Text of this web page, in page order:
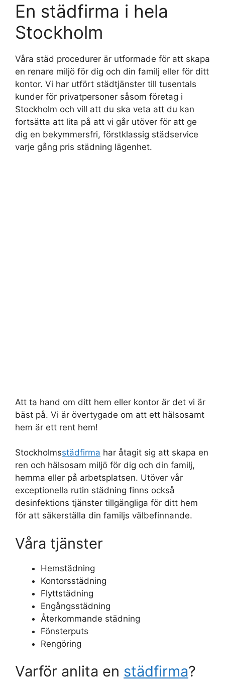
En städfirma i hela
Stockholm
Våra städ procedurer är utformade för att skapa
en renare miljö för dig och din familj eller för ditt
kontor. Vi har utfört städtjänster till tusentals
kunder för privatpersoner såsom företag i
Stockholm och vill att du ska veta att du kan
fortsätta att lita på att vi går utöver för att ge
dig en bekymmersfri, förstklassig städservice
varje gång pris städning lägenhet.
Att ta hand om ditt hem eller kontor är det vi är
bäst på. Vi är övertygade om att ett hälsosamt
hem är ett rent hem!
Stockholmsstädfirma har åtagit sig att skapa en
ren och hälsosam miljö för dig och din familj,
hemma eller på arbetsplatsen. Utöver vår
exceptionella rutin städning finns också
desinfektions tjänster tillgängliga för ditt hem
för att säkerställa din familjs välbefinnande.
Våra tjänster
Hemstädning
Kontorsstädning
Flyttstädning
Engångsstädning
Återkommande städning
Fönsterputs
Rengöring
Varför anlita en städfirma?